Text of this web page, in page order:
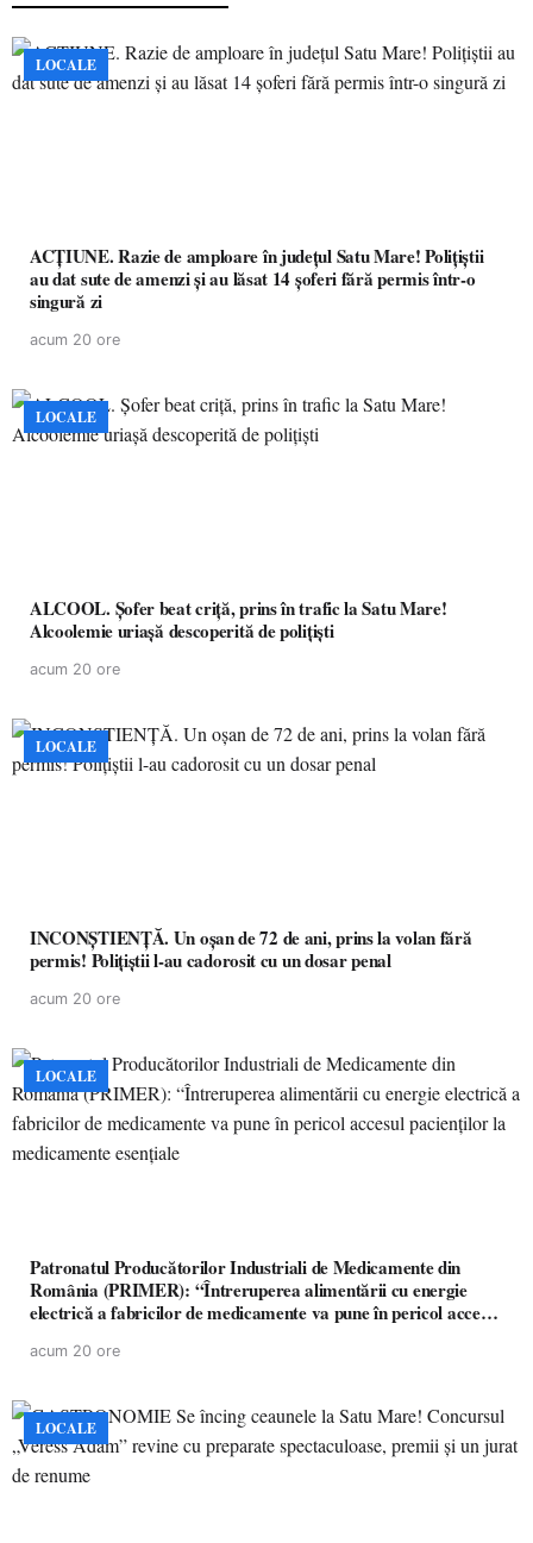
LOCALE
ACȚIUNE. Razie de amploare în județul Satu Mare! Polițiștii
au dat sute de amenzi și au lăsat 14 șoferi fără permis într-o
singură zi
acum 20 ore
LOCALE
ALCOOL. Șofer beat criță, prins în trafic la Satu Mare!
Alcoolemie uriașă descoperită de polițiști
acum 20 ore
LOCALE
INCONȘTIENȚĂ. Un oșan de 72 de ani, prins la volan fără
permis! Polițiștii l-au cadorosit cu un dosar penal
acum 20 ore
LOCALE
Patronatul Producătorilor Industriali de Medicamente din
România (PRIMER): “Întreruperea alimentării cu energie
electrică a fabricilor de medicamente va pune în pericol accesul
acum 20 ore
LOCALE